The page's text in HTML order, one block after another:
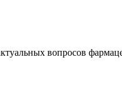
вопросов